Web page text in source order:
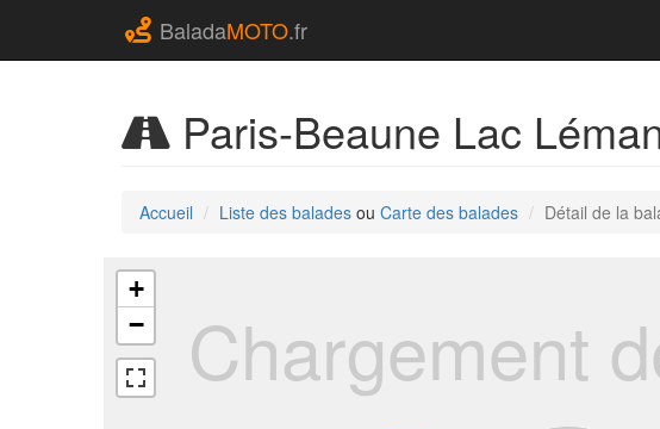
BaladaMOTO.fr
Paris-Beaune Lac
Accueil Liste des balades ou Carte des balades Détail de la
Chargement
+
−